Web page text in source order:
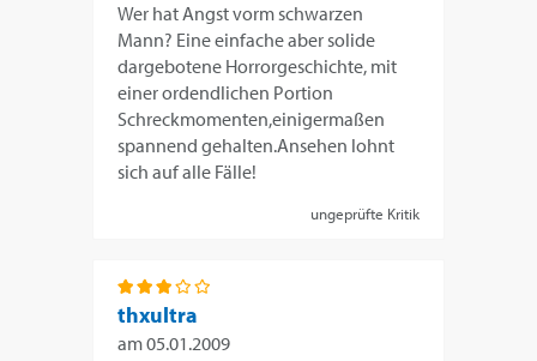
Wer hat Angst vorm schwarzen
Mann? Eine einfache aber solide
dargebotene Horrorgeschichte, mit
einer ordendlichen Portion
Schreckmomenten,einigermaßen
spannend gehalten.Ansehen lohnt
sich auf alle Fälle!
ungeprüfte Kritik
thxultra
am05.01.2009